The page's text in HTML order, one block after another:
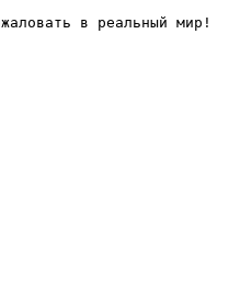
в реальный мир!